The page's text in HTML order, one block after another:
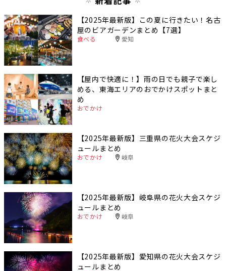
【2025年最新版】この夏に行きたい！名古
屋のビアガーデンまとめ【7選】
食べる 愛知
【屋内で快適に！】雨の日でも親子で楽し
める、東海エリアのおでかけスポットまと
め
おでかけ
【2025年最新版】三重県の花火大会スケジ
ュールまとめ
おでかけ 岐阜
【2025年最新版】岐阜県の花火大会スケジ
ュールまとめ
おでかけ 岐阜
【2025年最新版】愛知県の花火大会スケジ
ュールまとめ